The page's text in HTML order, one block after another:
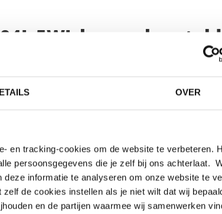
OVER
en tracking-cookies om de website te verbeteren.
persoonsgegevens die je zelf bij ons achterlaat.
informatie te analyseren om onze website te
de cookies instellen als je niet wilt dat wij
en de partijen waarmee wij samenwerken
5WL kgw
1z folie
12,80
1z folie
20,00